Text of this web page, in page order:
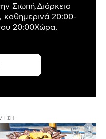
Σιωπή.Διάρκεια
καθημερινά 20:00-
20:00Χώρα,
Ι ΣΗ -